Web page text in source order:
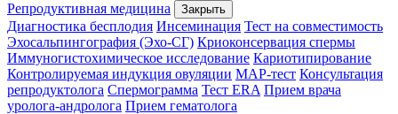
Репродуктивная медицина
Закрыть
Диагностика бесплодия Инсеминация Тест на совместимость
Эхосальпингография (Эхо-СГ) Криоконсервация спермы
Иммуногистохимическое исследование Кариотипирование
Контролируемая индукция овуляции МАР-тест Консультация
репродуктолога Спермограмма Тест ERA Прием врача
уролога-андролога Прием гематолога